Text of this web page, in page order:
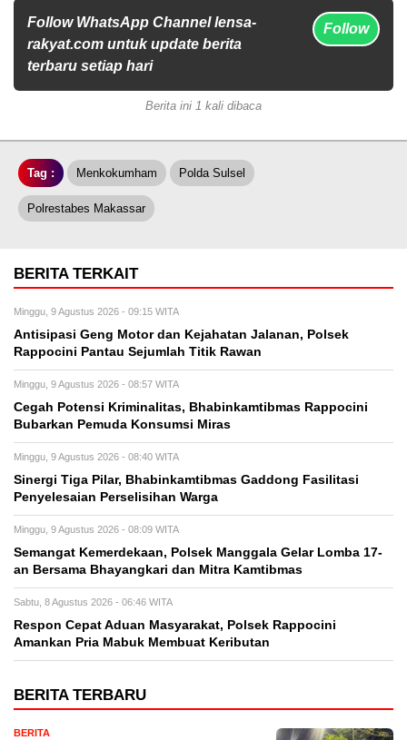
Follow WhatsApp Channel lensa-
rakyat.com untuk update berita
terbaru setiap hari
Follow
Berita ini 1 kali dibaca
Tag : Menkokumham Polda Sulsel
Polrestabes Makassar
BERITA TERKAIT
Minggu, 9 Agustus 2026 - 09:15 WITA
Antisipasi Geng Motor dan Kejahatan Jalanan, Polsek
Rappocini Pantau Sejumlah Titik Rawan
Minggu, 9 Agustus 2026 - 08:57 WITA
Cegah Potensi Kriminalitas, Bhabinkamtibmas Rappocini
Bubarkan Pemuda Konsumsi Miras
Minggu, 9 Agustus 2026 - 08:40 WITA
Sinergi Tiga Pilar, Bhabinkamtibmas Gaddong Fasilitasi
Penyelesaian Perselisihan Warga
Minggu, 9 Agustus 2026 - 08:09 WITA
Semangat Kemerdekaan, Polsek Manggala Gelar Lomba 17-
an Bersama Bhayangkari dan Mitra Kamtibmas
Sabtu, 8 Agustus 2026 - 06:46 WITA
Respon Cepat Aduan Masyarakat, Polsek Rappocini
Amankan Pria Mabuk Membuat Keributan
BERITA TERBARU
BERITA